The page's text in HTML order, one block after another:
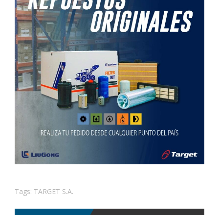
Tags: TARGET S.A.